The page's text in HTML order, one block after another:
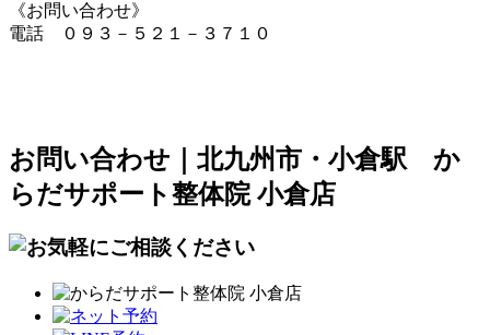
《お問い合わせ》
電話 ０９３－５２１－３７１０
お問い合わせ｜北九州市・小倉駅 か
らだサポート整体院 小倉店